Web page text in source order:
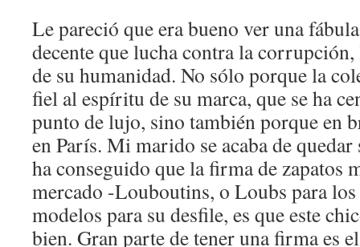
Le pareció que era bueno ver una
decente que lucha contra la
de su humanidad. No sólo porque la
fiel al espíritu de su marca, que se ha
punto de lujo, sino también porque en
en París. Mi marido se acaba de
ha conseguido que la firma de zapatos
mercado -Louboutins, o Loubs para
modelos para su desfile, es que este
bien. Gran parte de tener una firma es